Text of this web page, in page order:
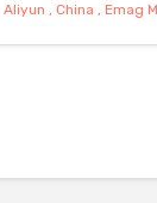
Aliyun , China , Emag